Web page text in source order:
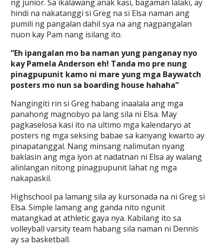
ng junior. Sa ikalawang anak kasi, bagaman lalaki, ay
hindi na nakatanggi si Greg na si Elsa naman ang
pumili ng pangalan dahil sya na ang nagpangalan
nuon kay Pam nang isilang ito.
“Eh ipangalan mo ba naman yung panganay nyo
kay Pamela Anderson eh! Tanda mo pre nung
pinagpupunit kamo ni mare yung mga Baywatch
posters mo nun sa boarding house hahaha”
Nangingiti rin si Greg habang inaalala ang mga
panahong magnobyo pa lang sila ni Elsa. May
pagkaselosa kasi ito na ultimo mga kalendaryo at
posters ng mga seksing babae sa kanyang kwarto ay
pinapatanggal. Nang minsang nalimutan nyang
baklasin ang mga iyon at nadatnan ni Elsa ay walang
alinlangan nitong pinagpupunit lahat ng mga
nakapaskil.
Highschool pa lamang sila ay kursonada na ni Greg si
Elsa. Simple lamang ang ganda nito ngunit
matangkad at athletic gaya nya. Kabilang ito sa
volleyball varsity team habang sila naman ni Dennis
ay sa basketball.